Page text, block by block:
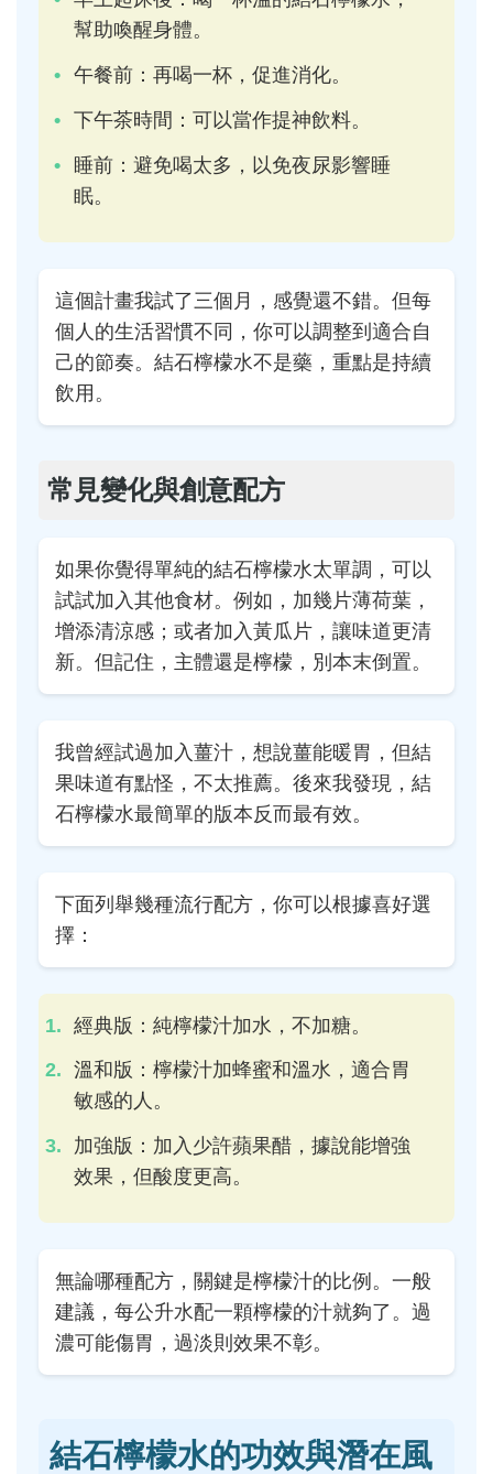
幫助喚醒身體。
午餐前：再喝一杯，促進消化。
下午茶時間：可以當作提神飲料。
睡前：避免喝太多，以免夜尿影響睡
眠。
這個計畫我試了三個月，感覺還不錯。但每
個人的生活習慣不同，你可以調整到適合自
己的節奏。結石檸檬水不是藥，重點是持續
飲用。
常見變化與創意配方
如果你覺得單純的結石檸檬水太單調，可以
試試加入其他食材。例如，加幾片薄荷葉，
增添清涼感；或者加入黃瓜片，讓味道更清
新。但記住，主體還是檸檬，別本末倒置。
我曾經試過加入薑汁，想說薑能暖胃，但結
果味道有點怪，不太推薦。後來我發現，結
石檸檬水最簡單的版本反而最有效。
下面列舉幾種流行配方，你可以根據喜好選
擇：
經典版：純檸檬汁加水，不加糖。
溫和版：檸檬汁加蜂蜜和溫水，適合胃
敏感的人。
加強版：加入少許蘋果醋，據說能增強
效果，但酸度更高。
無論哪種配方，關鍵是檸檬汁的比例。一般
建議，每公升水配一顆檸檬的汁就夠了。過
濃可能傷胃，過淡則效果不彰。
結石檸檬水的功效與潛在風